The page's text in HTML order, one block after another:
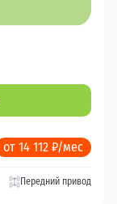
от 14 112 ₽/мес
Передний привод